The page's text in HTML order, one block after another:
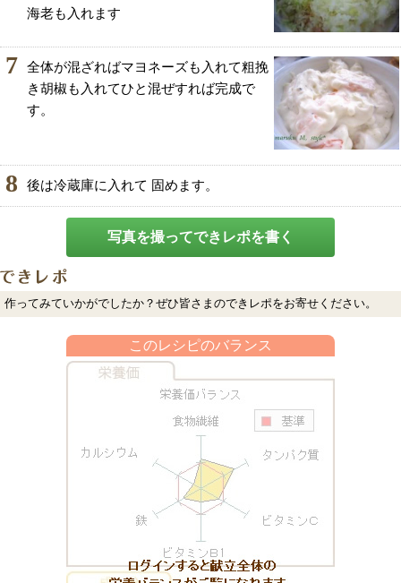
海老も入れます
7
全体が混ざればマヨネーズも入れて粗挽
き胡椒も入れてひと混ぜすれば完成で
す。
8 後は冷蔵庫に入れて 固めます。
写真を撮ってできレポを書く
作ってみていかがでしたか？ぜひ皆さまのできレポをお寄せください。
このレシピのバランス